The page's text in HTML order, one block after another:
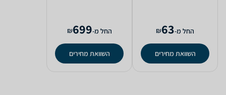
החל מ-63
₪
השוואת מחירים
החל מ-699
₪
השוואת מחירים